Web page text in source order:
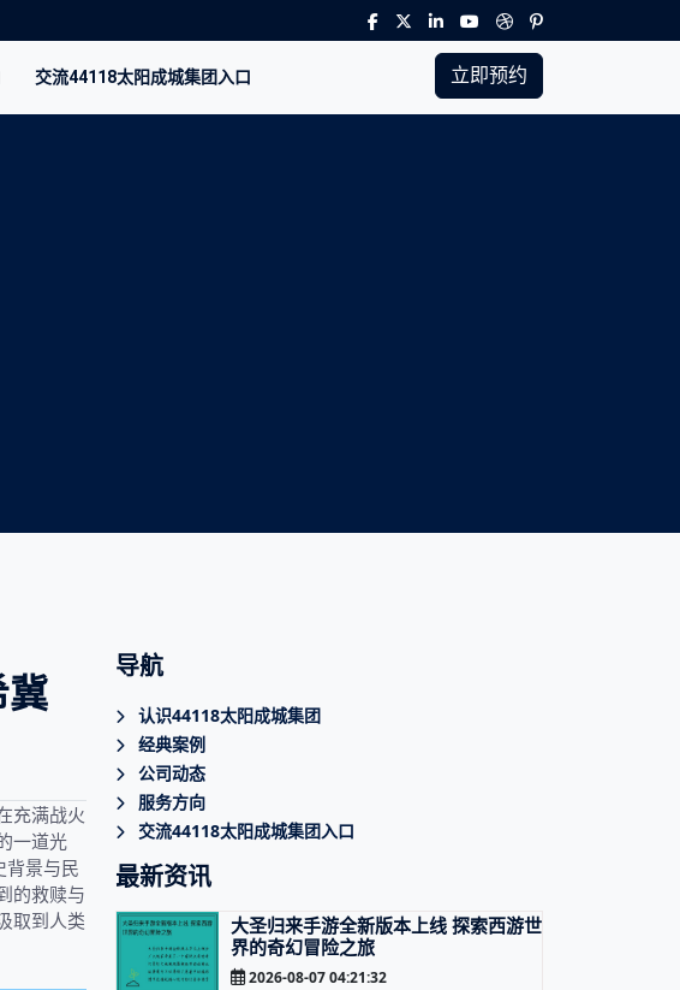
交流44118太阳成城集团入口 立即预约
充满战火
一道光
背景与民
的救赎与
取到人类
导航
认识44118太阳成城集团
经典案例
公司动态
服务方向
交流44118太阳成城集团入口
最新资讯
大圣归来手游全新版本上线 探索西游世
界的奇幻冒险之旅
2026-08-07 04:21:32